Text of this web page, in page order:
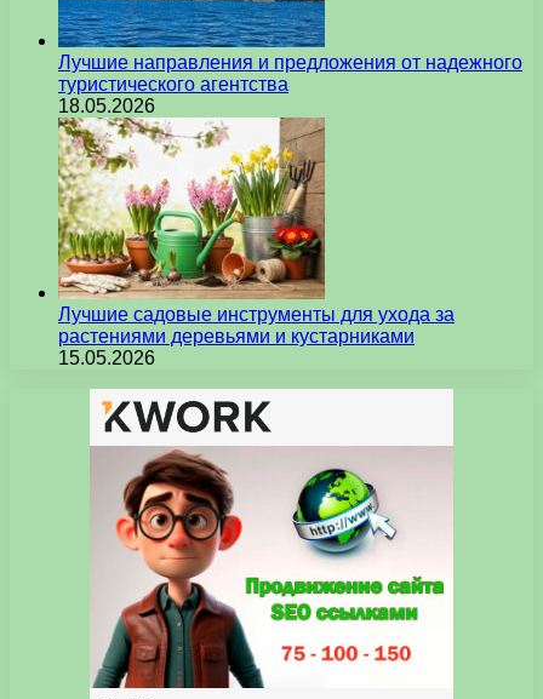
Лучшие направления и предложения от надежного
туристического агентства
18.05.2026
Лучшие садовые инструменты для ухода за
растениями деревьями и кустарниками
15.05.2026